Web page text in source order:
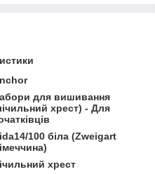
для вишивання
хрест) - Для
100 біла (Zweigart
хрест